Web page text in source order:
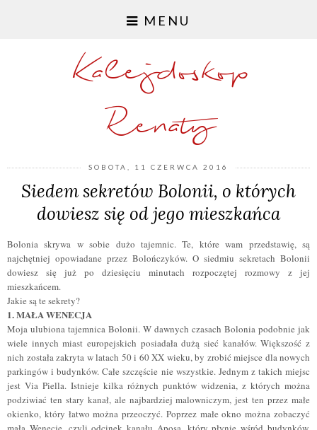
MENU
Kalejdoskop
Renaty
SOBOTA, 11 CZERWCA 2016
Siedem sekretów Bolonii, o których
dowiesz się od jego mieszkańca
Bolonia skrywa w sobie dużo tajemnic. Te, które wam przedstawię, są
najchętniej opowiadane przez Bolończyków. O siedmiu sekretach Bolonii
dowiesz się już po dziesięciu minutach rozpoczętej rozmowy z jej
mieszkańcem.
Jakie są te sekrety?
1. MAŁA WENECJA
Moja ulubiona tajemnica Bolonii. W dawnych czasach Bolonia podobnie jak
wiele innych miast europejskich posiadała dużą sieć kanałów. Większość z
nich została zakryta w latach 50 i 60 XX wieku, by zrobić miejsce dla nowych
parkingów i budynków. Całe szczęście nie wszystkie. Jednym z takich miejsc
jest Via Piella. Istnieje kilka różnych punktów widzenia, z których można
podziwiać ten stary kanał, ale najbardziej malowniczym, jest ten przez małe
okienko, który łatwo można przeoczyć. Poprzez małe okno można zobaczyć